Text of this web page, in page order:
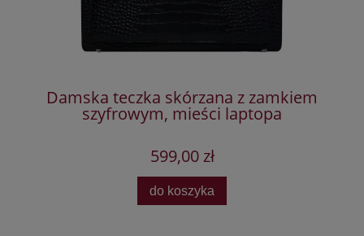
Damska teczka skórzana z zamkiem
szyfrowym, mieści laptopa
599,00 zł
do koszyka